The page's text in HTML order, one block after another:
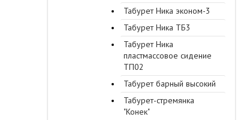
Табурет Ника эконом-3
Табурет Ника ТБ3
Табурет Ника
пластмассовое сидение
ТП02
Табурет барный высокий
Табурет-стремянка
"Конек"